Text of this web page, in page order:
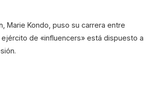
Marie Kondo, puso su carrera entre
de «influencers» está dispuesto a